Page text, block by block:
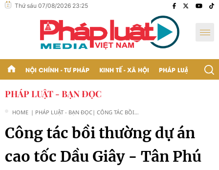
Thứ sáu 07/08/2026 23:25
NỘI CHÍNH - TƯ PHÁP KINH TẾ - XÃ HỘI PHÁP LUẬT - BẠN
PHÁP LUẬT - BẠN ĐỌC
HOME | PHÁP LUẬT - BẠN ĐỌC| CÔNG TÁC BỒI
TỐC DẦU GIÂY - TÂN
PHÚ ĐOẠN QUA ẤP GIA
ĐỒNG NAI): CẦN XEM
XÉT QUÁ TRÌNH KHAI
Công tác bồi thường dự án
cao tốc Dầu Giây - Tân Phú